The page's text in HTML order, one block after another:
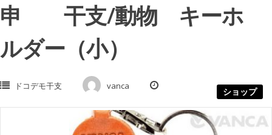
申 干支/動物 キーホ
ルダー（小）
ショップ
ドコデモ干支 vanca